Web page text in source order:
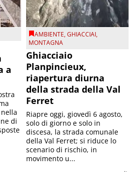
a
di
AMBIENTE,GHIACCIAI,
MONTAGNA
Ghiacciaio
Planpincieux,
riapertura diurna
della strada della Val
Ferret
Riapre oggi, giovedì 6 agosto,
solo di giorno e solo in
discesa, la strada comunale
della Val Ferret; si riduce lo
scenario di rischio, in
movimento u...